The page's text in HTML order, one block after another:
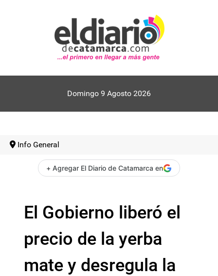
Domingo 9 Agosto 2026
Info General
+ Agregar El Diario de Catamarca en
El Gobierno liberó el
precio de la yerba
mate y desregula la